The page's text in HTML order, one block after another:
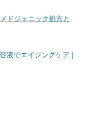
ドジェニック処方と
液でエイジングケア |